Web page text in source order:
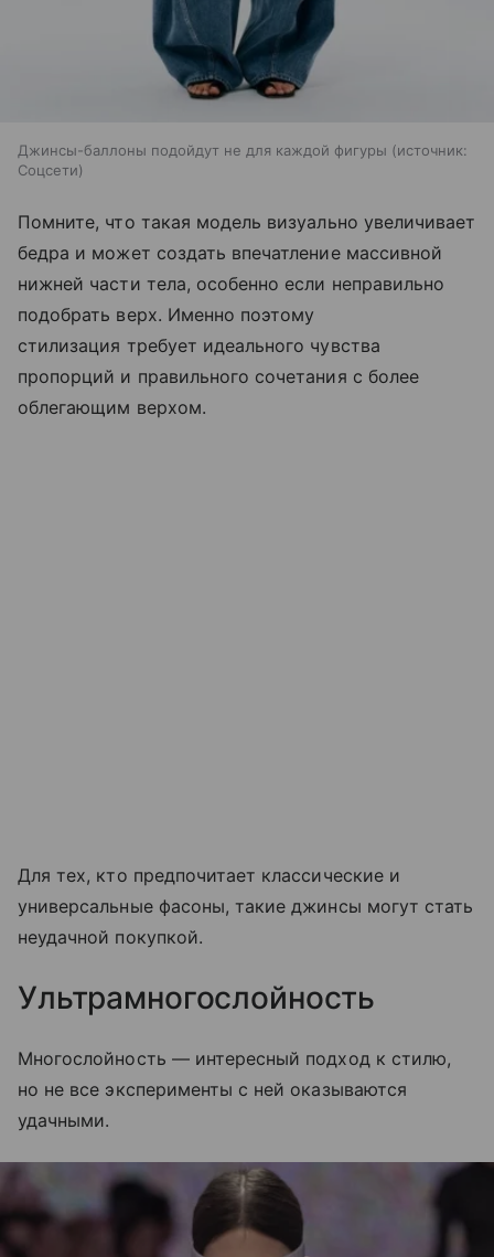
Джинсы-баллоны подойдут не для каждой фигуры
источник:
Соцсети
Помните, что такая модель визуально увеличивает
бедра и может создать впечатление массивной
нижней части тела, особенно если неправильно
подобрать верх. Именно поэтому
стилизация требует идеального чувства
пропорций и правильного сочетания с более
облегающим верхом.
Для тех, кто предпочитает классические и
универсальные фасоны, такие джинсы могут стать
неудачной покупкой.
Ультрамногослойность
Многослойность — интересный подход к стилю,
но не все эксперименты с ней оказываются
удачными.